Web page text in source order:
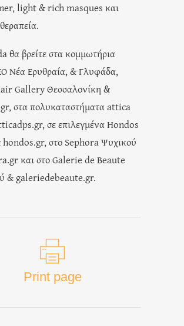
light & rich masques και
θα βρείτε στα κομμωτήρια
Νέα Ερυθραία, & Γλυφάδα,
Gallery Θεσσαλονίκη &
στα πολυκαταστήματα attica
σε επιλεγμένα Hondos
στο Sephora Ψυχικού
και στο Galerie de Beaute
& galeriedebeaute.gr.
Print page